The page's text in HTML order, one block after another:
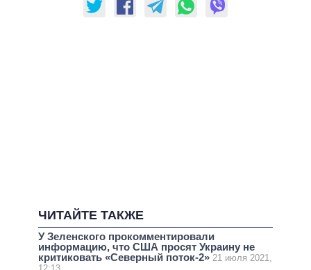
ЧИТАЙТЕ ТАКЖЕ
У Зеленского прокомментировали
информацию, что США просят Украину не
критиковать «Северный поток-2» 21 июля 2021,